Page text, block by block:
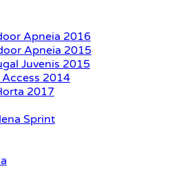
Apneia 2016
Apneia 2015
Juvenis 2015
2014
2017
Sprint